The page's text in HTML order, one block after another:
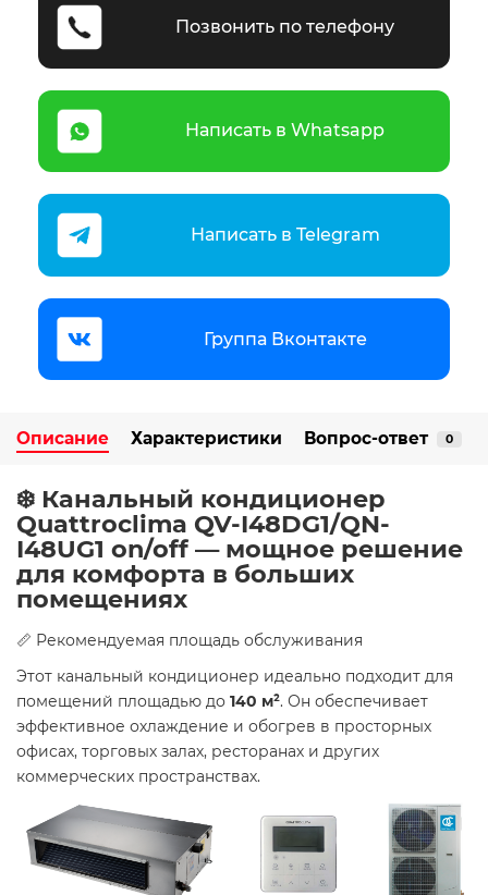
Позвонить по телефону
Написать в Whatsapp
Написать в Telegram
Группа Вконтакте
Описание Характеристики Вопрос-ответ 0
❄️ Канальный кондиционер
Quattroclima QV-I48DG1/QN-
I48UG1 on/off — мощное решение
для комфорта в больших
помещениях
📏 Рекомендуемая площадь обслуживания
Этот канальный кондиционер идеально подходит для
помещений площадью до 140 м². Он обеспечивает
эффективное охлаждение и обогрев в просторных
офисах, торговых залах, ресторанах и других
коммерческих пространствах.